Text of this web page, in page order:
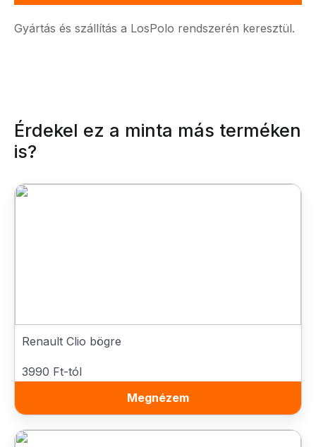
Gyártás és szállítás a LosPolo rendszerén keresztül.
Érdekel ez a minta más terméken
is?
Renault Clio bögre
3990 Ft-tól
Megnézem